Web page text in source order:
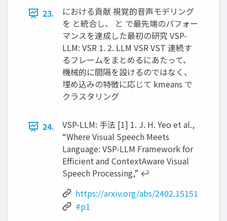
23.
における貢献 視覚的音声モデリング
を と統合し、 と で最先端のパフォー
マンスを達成した最初の研究 VSP-
LLM: VSR 1. 2. LLM VSR VST 連続す
るフレームをまとめるにあたって、
機械的に間隔を設けるのではなく、
埋め込みの特徴に応じて kmeans で
クラスタリング
24.
VSP-LLM: 手法 [1] 1. J. H. Yeo et al.,
“Where Visual Speech Meets
Language: VSP-LLM Framework for
Efficient and ContextAware Visual
Speech Processing,” ↩︎
https://arxiv.org/abs/2402.15151
#p1